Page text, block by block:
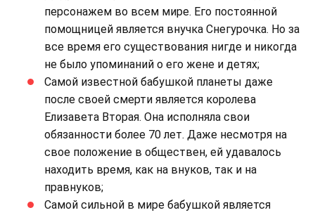
персонажем во всем мире. Его постоянной
помощницей является внучка Снегурочка. Но за
все время его существования нигде и никогда
не было упоминаний о его жене и детях;
Самой известной бабушкой планеты даже
после своей смерти является королева
Елизавета Вторая. Она исполняла свои
обязанности более 70 лет. Даже несмотря на
свое положение в обществен, ей удавалось
находить время, как на внуков, так и на
правнуков;
Самой сильной в мире бабушкой является